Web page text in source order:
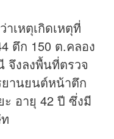
เหตุเกิดเหตุที่
ตึก 150 ต.คลอง
จึงลงพื้นที่ตรวจ
านยนต์หน้าตึก
อายุ 42 ปี ซึ่งมี